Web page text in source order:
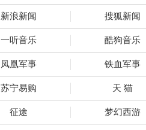
新浪新闻 搜狐新闻
一听音乐 酷狗音乐
凤凰军事 铁血军事
苏宁易购 天 猫
征途 梦幻西游